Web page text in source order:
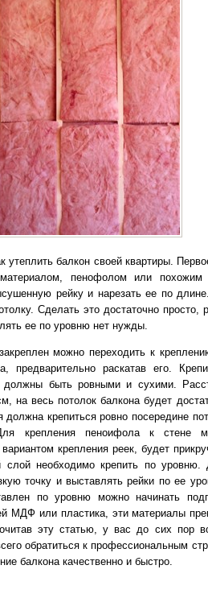
утеплить балкон своей квартиры.
пенофолом или похожим
рейку и нарезать ее по
Сделать это достаточно просто,
ее по уровню нет нужды.
можно переходить к
предварительно раскатав его.
быть ровными и сухими.
на весь потолок балкона будет
должна крепиться ровно посередине
крепления пеноифола к стене
крепления реек, будет
необходимо крепить по уровню.
точку и выставлять рейки по ее
по уровню можно начинать
МДФ или пластика, эти материалы
эту статью, у вас до сих пор
обратиться к профессиональным
балкона качественно и быстро.